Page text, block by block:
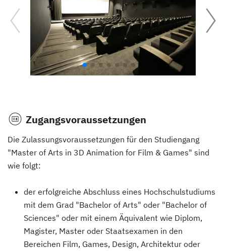
Zugangsvoraussetzungen
Die Zulassungsvoraussetzungen für den Studiengang
"Master of Arts in 3D Animation for Film & Games" sind
wie folgt:
der erfolgreiche Abschluss eines Hochschulstudiums
mit dem Grad "Bachelor of Arts" oder "Bachelor of
Sciences" oder mit einem Äquivalent wie Diplom,
Magister, Master oder Staatsexamen in den
Bereichen Film, Games, Design, Architektur oder